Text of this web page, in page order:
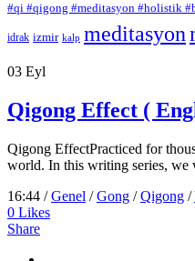
#qi #qigong #meditasyon #holistik
idrak izmir kalp meditasyon
03 Eyl
Qigong Effect (
Qigong EffectPracticed for
world. In this writing series, we
16:44 /Genel /Gong /Qigong /
0 Likes
Share